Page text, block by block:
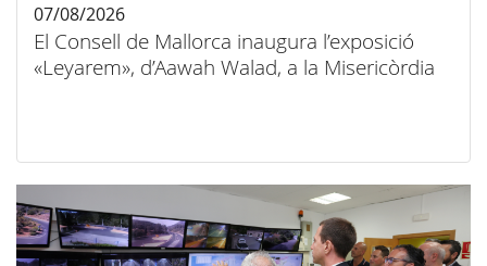
El Consell de Mallorca inaugura l’exposició
«Leyarem», d’Aawah Walad, a la Misericòrdia
07/08/2026